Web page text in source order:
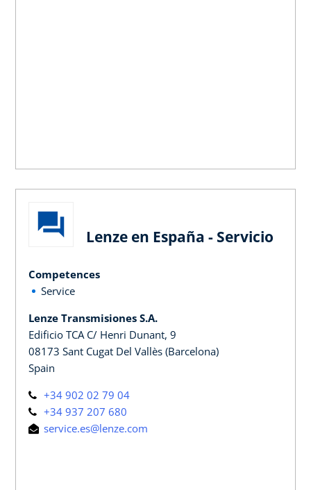
Lenze en España - Servicio
Competences
Service
Lenze Transmisiones S.A.
Edificio TCA C/ Henri Dunant, 9
08173 Sant Cugat Del Vallès (Barcelona)
Spain
+34 902 02 79 04
+34 937 207 680
service.es@lenze.com